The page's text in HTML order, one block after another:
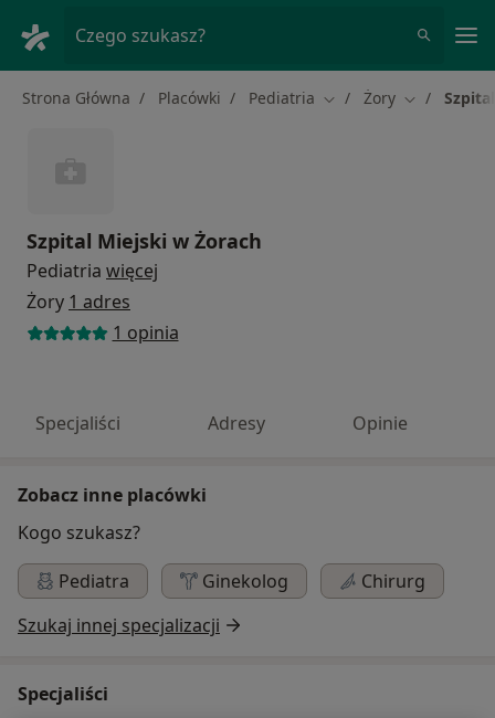
Czego szukasz?
Strona Główna Placówki Pediatria Zmień miasto
Żory Zmień
Szpital Miejski w Żorach
Pediatria więcej
Żory 1 adres
1 opinia
Specjaliści Adresy Opinie
Zobacz inne placówki
Kogo szukasz?
Pediatra
Ginekolog
Chirurg
Szukaj innej specjalizacji
Specjaliści